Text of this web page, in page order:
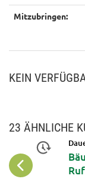
Mitzubringen:
KEIN
23 ÄHNLICHE